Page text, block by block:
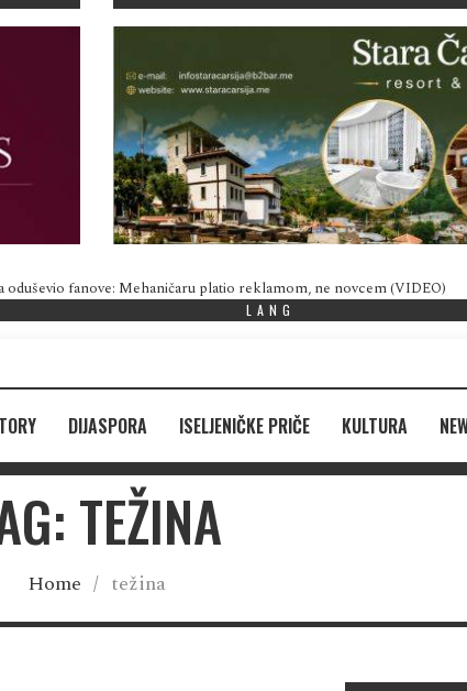
fanove: Mehaničaru platio reklamom, ne novcem (VIDEO)
LANG
DIJASPORA ISELJENIČKE PRIČE KULTURA
TEŽINA
Home / težina